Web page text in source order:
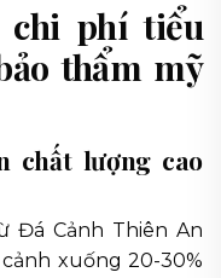
phí tiểu
thẩm mỹ
chất lượng cao
Đá Cảnh Thiên An
xuống 20-30%